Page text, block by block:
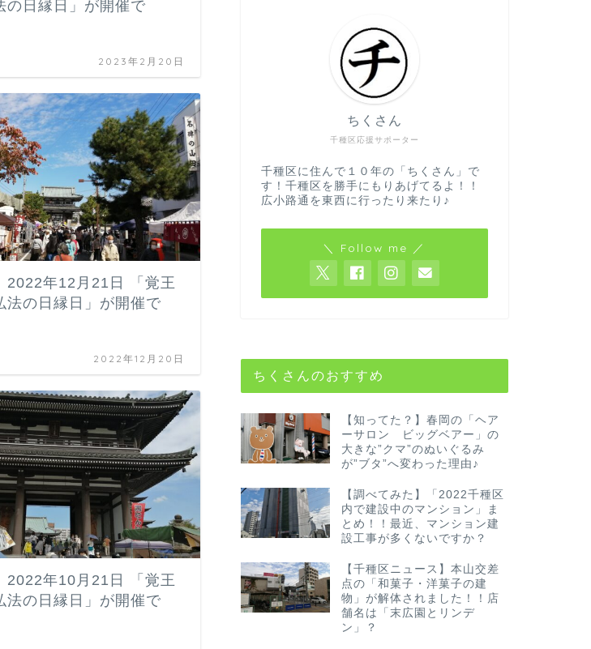
日縁日」が開催で
2023年2月20日
2022年12月21日 「覚王
の日縁日」が開催で
2022年12月20日
2022年10月21日 「覚王
の日縁日」が開催で
千種区応援サポーター
ちくさん
千種区に住んで１０年の「ちくさん」で
す！千種区を勝手にもりあげてるよ！！
広小路通を東西に行ったり来たり♪
＼ Follow me ／
ちくさんのおすすめ
【知ってた？】春岡の「ヘア
ーサロン ビッグベアー」の
大きな”クマ”のぬいぐるみ
が”ブタ”へ変わった理由♪
【調べてみた】「2022千種区
内で建設中のマンション」ま
とめ！！最近、マンション建
設工事が多くないですか？
【千種区ニュース】本山交差
点の「和菓子・洋菓子の建
物」が解体されました！！店
舗名は「末広園とリンデ
ン」？